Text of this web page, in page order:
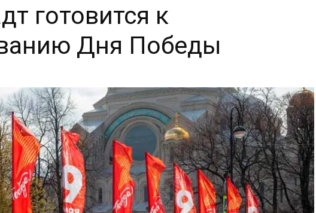
собор
готовится к
Дня Победы